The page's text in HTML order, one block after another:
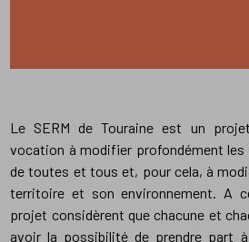
Le SERM de Touraine est un
vocation à modifier profondément
de toutes et tous et, pour cela, à
territoire et son environnement. A
projet considèrent que chacune et
avoir la possibilité de prendre part